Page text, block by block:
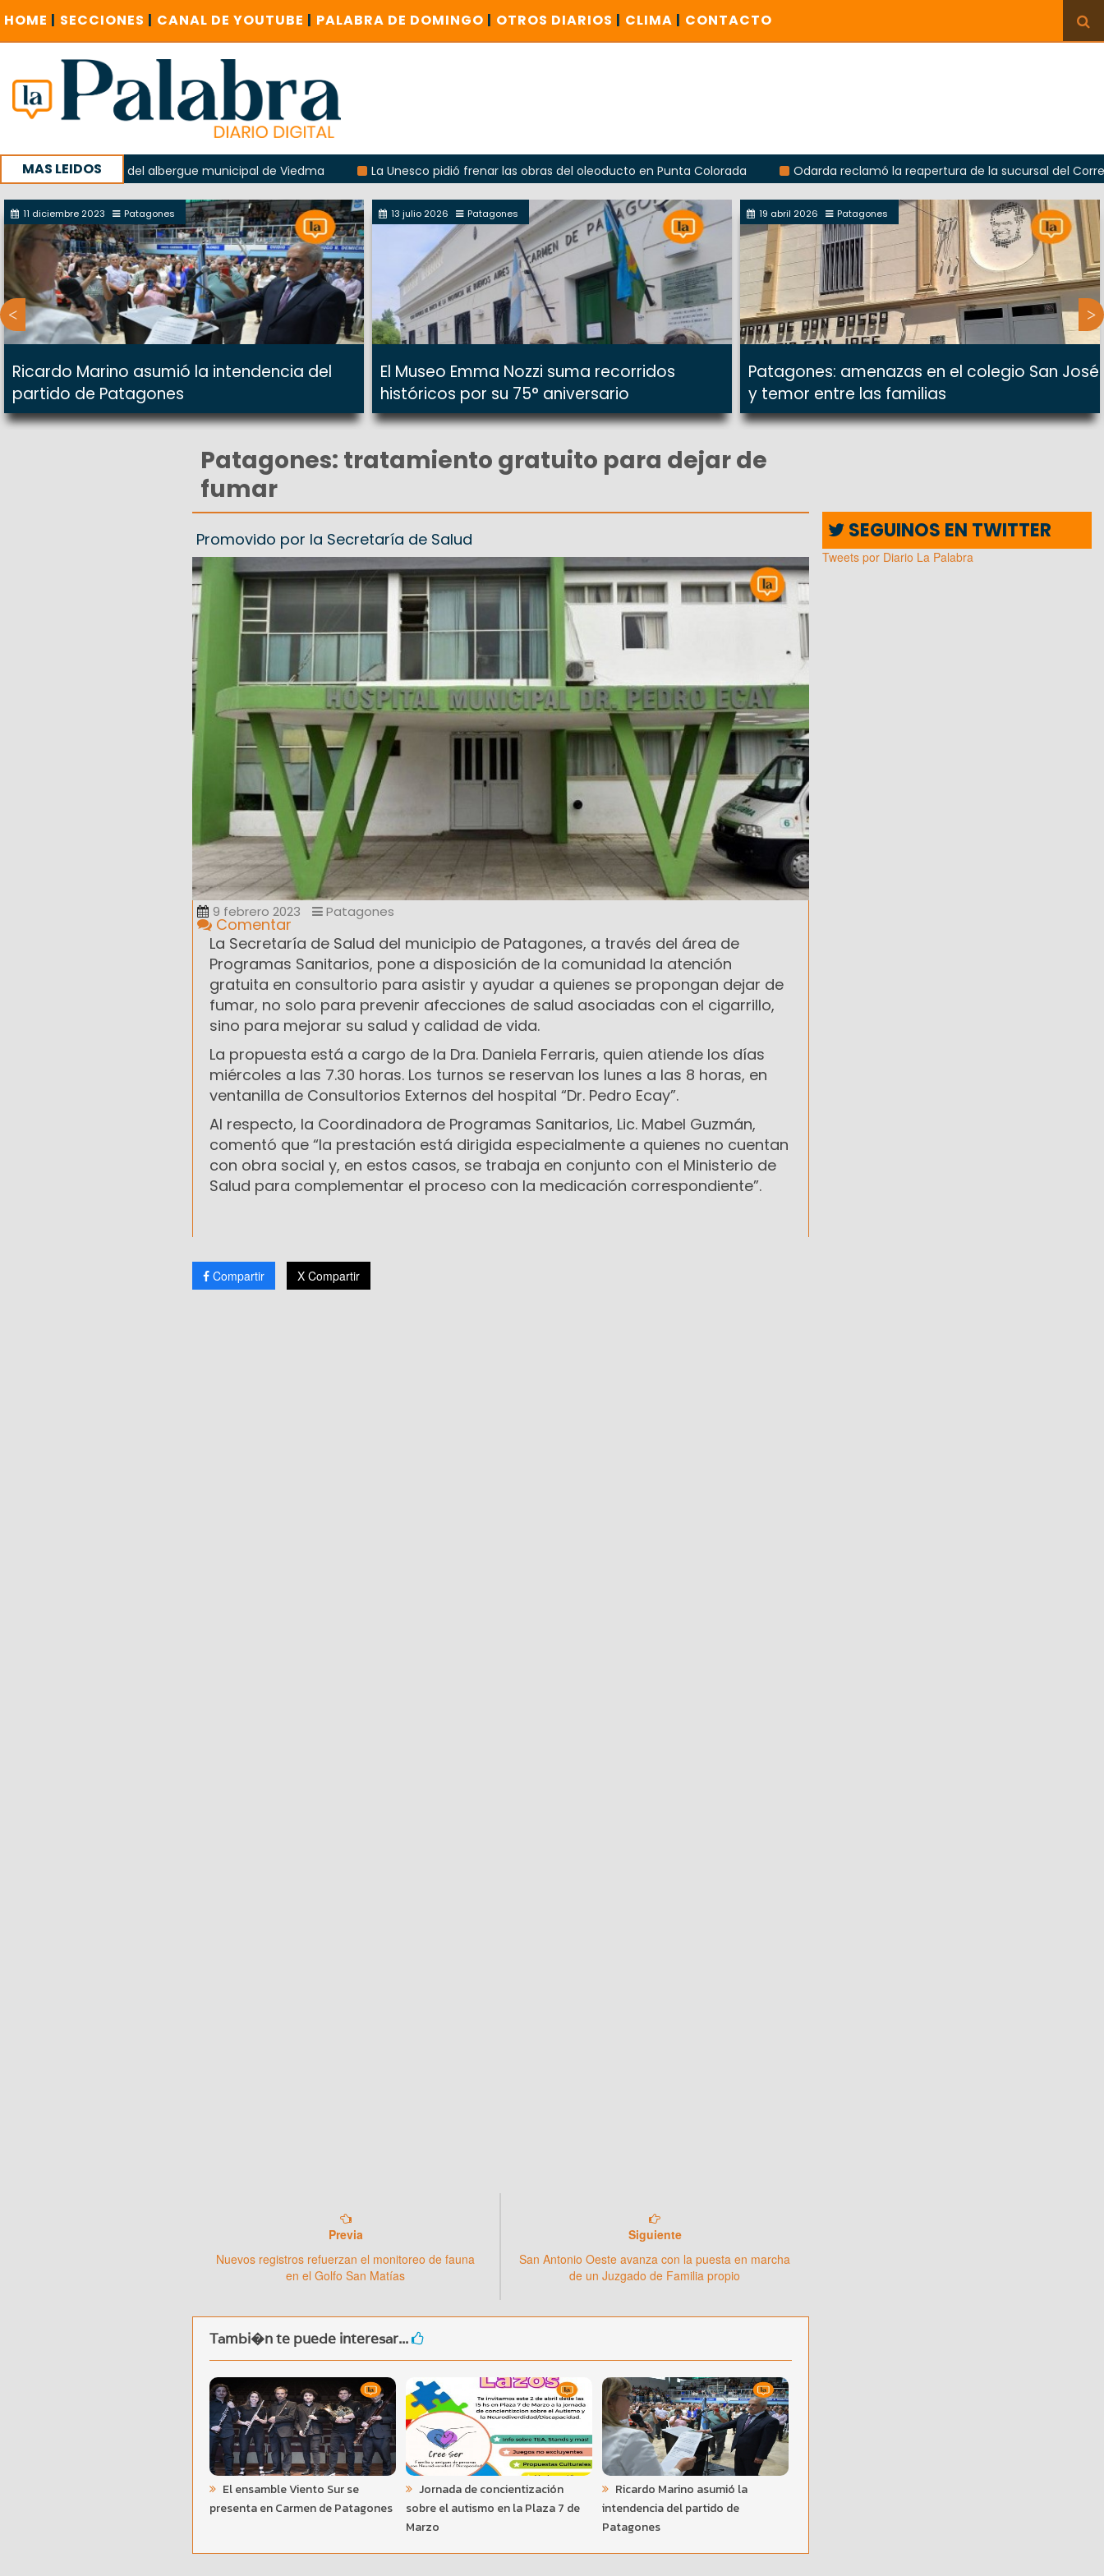
HOME | SECCIONES | CANAL DE YOUTUBE | PALABRA DE DOMINGO | OTROS DIARIOS | CLIMA | CONTACTO
MAS LEIDOS
explosión del albergue municipal de Viedma La Unesco pidió frenar las obras del oleoducto en Punta Colorada
Odarda reclamó la reapertura de la sucursal del Correo
con un encuentro provincial en Roca
11 diciembre 2023 Patagones
Ricardo Marino asumió la intendencia del
partido de Patagones
13 julio 2026 Patagones
El Museo Emma Nozzi suma recorridos
históricos por su 75° aniversario
19 abril 2026 Patagones
Patagones: amenazas en el colegio San José
y temor entre las familias
Patagones: tratamiento gratuito para dejar de
fumar
Promovido por la Secretaría de Salud
9 febrero 2023 Patagones
Comentar
La Secretaría de Salud del municipio de Patagones, a través del área de
Programas Sanitarios, pone a disposición de la comunidad la atención
gratuita en consultorio para asistir y ayudar a quienes se propongan dejar de
fumar, no solo para prevenir afecciones de salud asociadas con el cigarrillo,
sino para mejorar su salud y calidad de vida.
La propuesta está a cargo de la Dra. Daniela Ferraris, quien atiende los días
miércoles a las 7.30 horas. Los turnos se reservan los lunes a las 8 horas, en
ventanilla de Consultorios Externos del hospital “Dr. Pedro Ecay”.
Al respecto, la Coordinadora de Programas Sanitarios, Lic. Mabel Guzmán,
comentó que “la prestación está dirigida especialmente a quienes no cuentan
con obra social y, en estos casos, se trabaja en conjunto con el Ministerio de
Salud para complementar el proceso con la medicación correspondiente”.
Compartir X Compartir
Previa
Nuevos registros refuerzan el monitoreo de fauna
en el Golfo San Matías
Siguiente
San Antonio Oeste avanza con la puesta en marcha
de un Juzgado de Familia propio
Tambi�n te puede interesar...
El ensamble Viento Sur se
presenta en Carmen de Patagones
Jornada de concientización
sobre el autismo en la Plaza 7 de
Marzo
Ricardo Marino asumió la
intendencia del partido de
Patagones
SEGUINOS EN TWITTER
Tweets por Diario La Palabra